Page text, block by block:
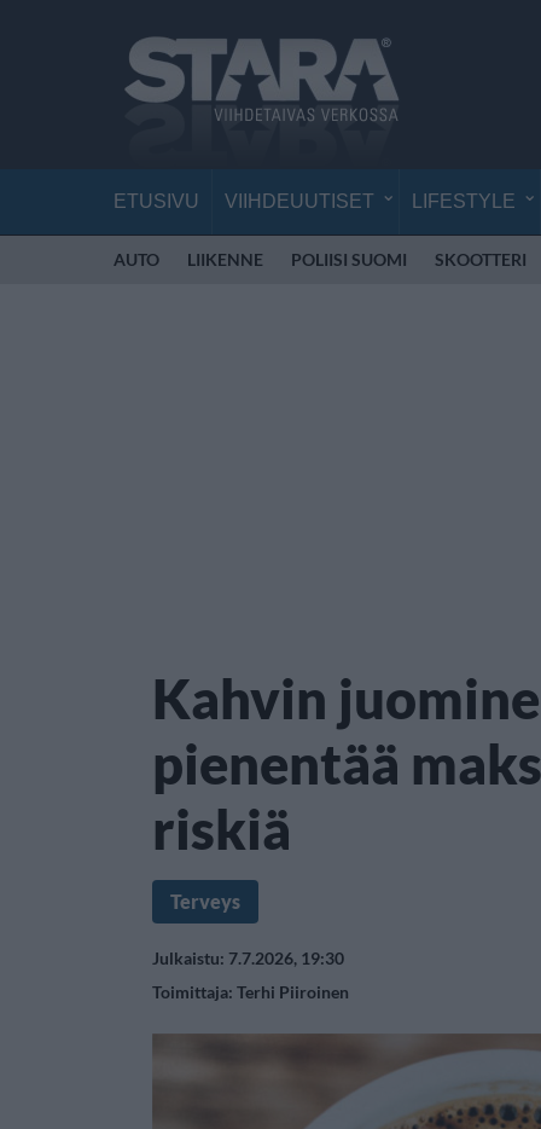
ETUSIVU VIIHDEUUTISET LIFESTYLE
AUTO LIIKENNE POLIISI SUOMI SKOOTTERI
Kahvin
pienentää
riskiä
Terveys
Julkaistu: 7.7.2026, 19:30
Toimittaja: Terhi Piiroinen